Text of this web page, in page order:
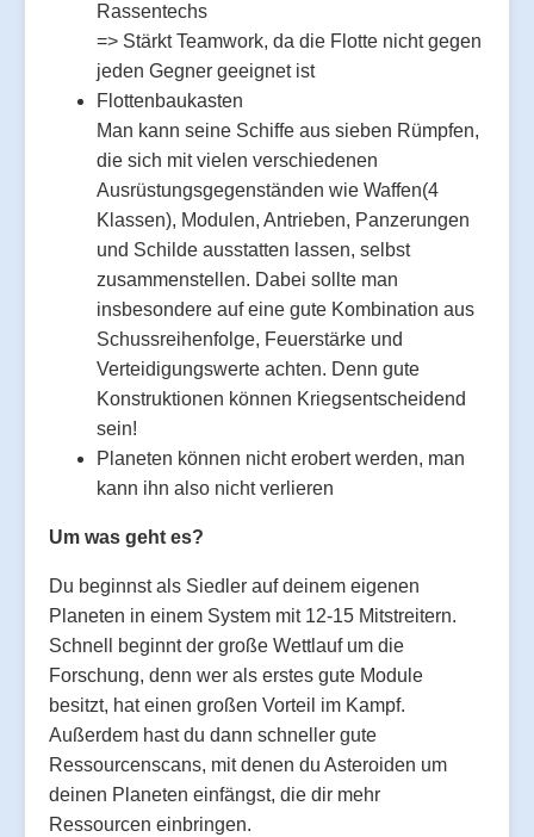
Rassentechs
=> Stärkt Teamwork, da die Flotte nicht gegen
jeden Gegner geeignet ist
Flottenbaukasten
Man kann seine Schiffe aus sieben Rümpfen,
die sich mit vielen verschiedenen
Ausrüstungsgegenständen wie Waffen(4
Klassen), Modulen, Antrieben, Panzerungen
und Schilde ausstatten lassen, selbst
zusammenstellen. Dabei sollte man
insbesondere auf eine gute Kombination aus
Schussreihenfolge, Feuerstärke und
Verteidigungswerte achten. Denn gute
Konstruktionen können Kriegsentscheidend
sein!
Planeten können nicht erobert werden, man
kann ihn also nicht verlieren
Um was geht es?
Du beginnst als Siedler auf deinem eigenen
Planeten in einem System mit 12-15 Mitstreitern.
Schnell beginnt der große Wettlauf um die
Forschung, denn wer als erstes gute Module
besitzt, hat einen großen Vorteil im Kampf.
Außerdem hast du dann schneller gute
Ressourcenscans, mit denen du Asteroiden um
deinen Planeten einfängst, die dir mehr
Ressourcen einbringen.